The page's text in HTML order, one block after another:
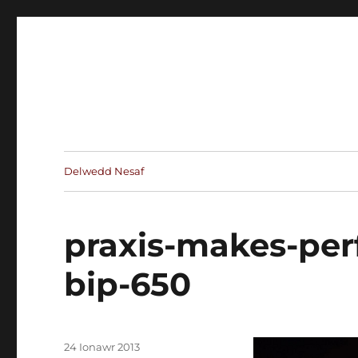
Delwedd Nesaf
praxis-makes-
bip-650
Cofnodwyd
24 Ionawr 2013